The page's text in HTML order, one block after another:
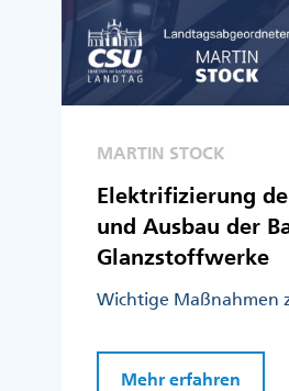
MARTIN STOCK
Elektrifizierung
und Ausbau der
Glanzstoffwerke
Wichtige Maßnahmen
Mehr erfahren